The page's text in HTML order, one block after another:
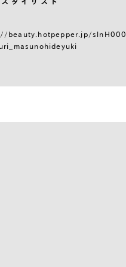
beauty.hotpepper.jp/